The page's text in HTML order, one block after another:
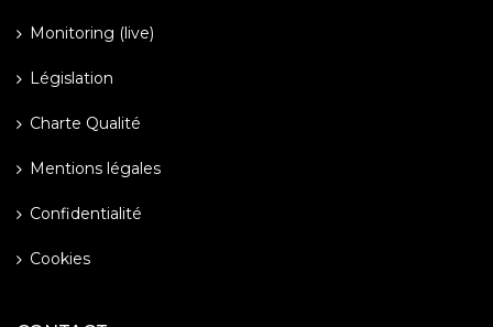
Monitoring (live)
Législation
Charte Qualité
Mentions légales
Confidentialité
Cookies